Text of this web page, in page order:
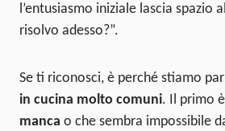
l’entusiasmo iniziale lascia spazio
risolvo adesso?”.
Se ti riconosci, è perché stiamo
in cucina molto comuni. Il primo è
manca o che sembra impossibile